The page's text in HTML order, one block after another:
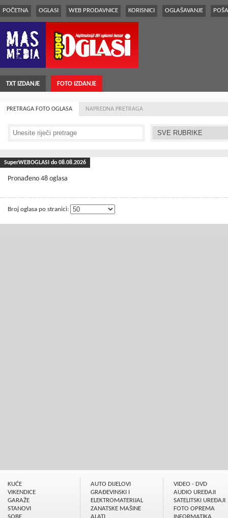
POČETNA OGLASI WEB PRODAVNICE KORISNICI OGLAŠAVANJE
TXT IZDANJE FOTO IZDANJE
PRETRAGA FOTO OGLASA NAPREDNA PRETRAGA
SuperWEBOGLASI do 08.08.2026
Pronađeno 48 oglasa
Broj oglasa po stranici:
KUĆE
VIKENDICE
GARAŽE
STANOVI
AUTO DIJELOVI
GRAÐEVINSKI I
ELEKTROMATERIJAL
ZANATSKE MAŠINE
VIDEO - DVD
AUDIO UREÐAJI
SATELITSKI UREÐAJI
FOTO OPREMA